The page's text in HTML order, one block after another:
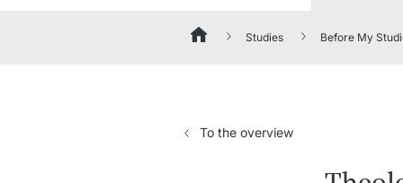
Donors & Alumni
Studies Before My
To the overview